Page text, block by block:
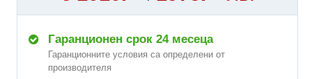
Гаранционен срок 24 месеца
Гаранционните условия са определени от
производителя